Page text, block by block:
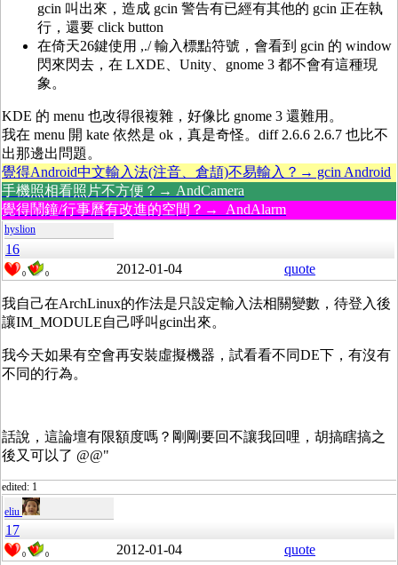
gcin 叫出來，造成 gcin 警告有已經有其他的 gcin 正在執
行，還要 click button
在倚天26鍵使用 ,./ 輸入標點符號，會看到 gcin 的 window
閃來閃去，在 LXDE、Unity、gnome 3 都不會有這種現
象。
KDE 的 menu 也改得很複雜，好像比 gnome 3 還難用。
我在 menu 開 kate 依然是 ok，真是奇怪。diff 2.6.6 2.6.7 也比不
出那邊出問題。
覺得Android中文輸入法(注音、倉頡)不易輸入？→ gcin Android
手機照相看照片不方便？→ AndCamera
覺得鬧鐘/行事曆有改進的空間？→ AndAlarm
hyslion
16
0 0 2012-01-04 quote
我自己在ArchLinux的作法是只設定輸入法相關變數，待登入後
讓IM_MODULE自己呼叫gcin出來。
我今天如果有空會再安裝虛擬機器，試看看不同DE下，有沒有
不同的行為。
話說，這論壇有限額度嗎？剛剛要回不讓我回哩，胡搞瞎搞之
後又可以了 @@"
edited: 1
eliu
17
0 0 2012-01-04 quote